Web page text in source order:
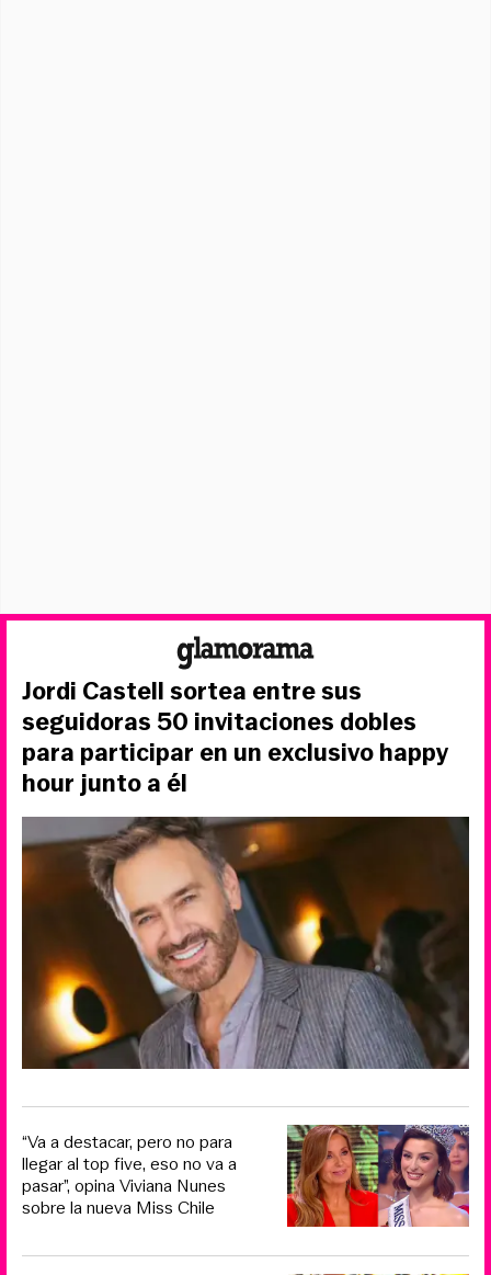
Jordi Castell sortea entre sus
seguidoras 50 invitaciones dobles
para participar en un exclusivo happy
hour junto a él
“Va a destacar, pero no para
llegar al top five, eso no va a
pasar”, opina Viviana Nunes
sobre la nueva Miss Chile